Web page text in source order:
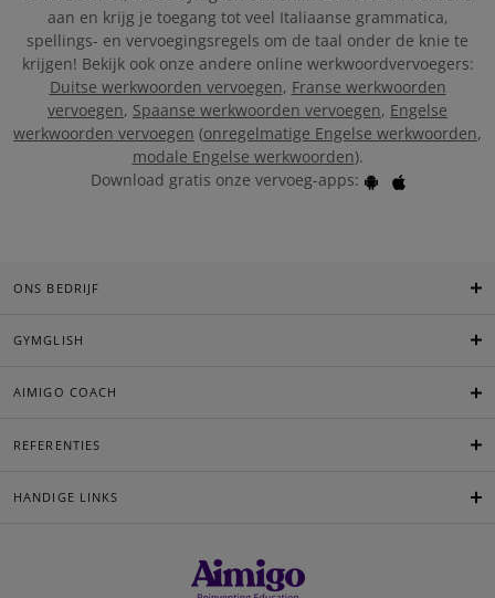
aan en krijg je toegang tot veel Italiaanse grammatica,
spellings- en vervoegingsregels om de taal onder de knie te
krijgen! Bekijk ook onze andere online werkwoordvervoegers:
Duitse werkwoorden vervoegen, Franse werkwoorden
vervoegen, Spaanse werkwoorden vervoegen, Engelse
werkwoorden vervoegen (onregelmatige Engelse werkwoorden,
modale Engelse werkwoorden).
Download gratis onze vervoeg-apps:
ONS BEDRIJF
GYMGLISH
AIMIGO COACH
REFERENTIES
HANDIGE LINKS